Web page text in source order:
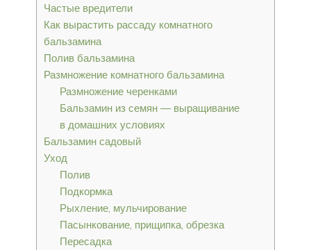
Частые вредители
Как вырастить рассаду комнатного
бальзамина
Полив бальзамина
Размножение комнатного бальзамина
Размножение черенками
Бальзамин из семян — выращивание
в домашних условиях
Бальзамин садовый
Уход
Полив
Подкормка
Рыхление, мульчирование
Пасынкование, прищипка, обрезка
Пересадка